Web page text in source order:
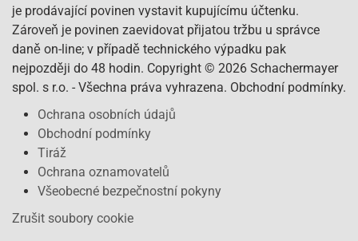
je prodávající povinen vystavit kupujícímu účtenku.
Zároveň je povinen zaevidovat přijatou tržbu u správce
daně on-line; v případě technického výpadku pak
nejpozději do 48 hodin. Copyright © 2026 Schachermayer
spol. s r.o. - Všechna práva vyhrazena. Obchodní podmínky.
Ochrana osobních údajů
Obchodní podmínky
Tiráž
Ochrana oznamovatelů
Všeobecné bezpečnostní pokyny
Zrušit soubory cookie